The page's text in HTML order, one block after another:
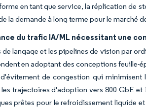
en tant que service, la réplication de
la demande à long terme pour le marché
du trafic IA/ML nécessitant une
de langage et les pipelines de vision par
en adoptant des conceptions feuille-
de congestion qui
trajectoires d'adoption vers 800 GbE
prêtes pour le refroidissement liquide